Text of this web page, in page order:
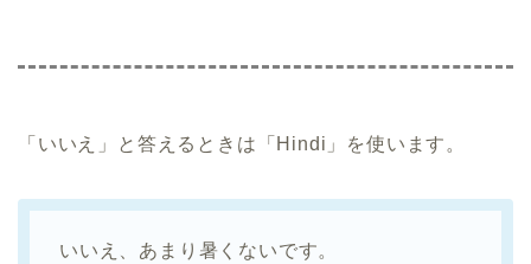
「いいえ」と答えるときは「Hindi」を使います。
いいえ、あまり暑くないです。